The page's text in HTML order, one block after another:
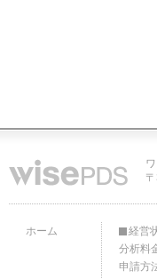
ホーム
経営
分析料
申請方